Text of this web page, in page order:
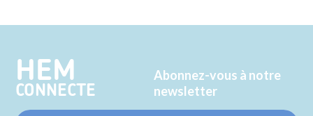
Twitter
Facebook
HEM
CONNECTE
Abonnez-vous à notre
newsletter